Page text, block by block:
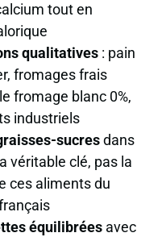
tout en
qualitatives: pain
fromages frais
fromage blanc 0%,
industriels
sucresdans
véritable clé, pas la
ces aliments du
équilibréesavec